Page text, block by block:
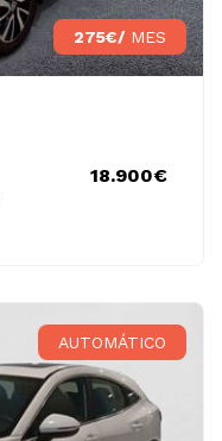
275€/ MES
18.900€
AUTOMÁTICO